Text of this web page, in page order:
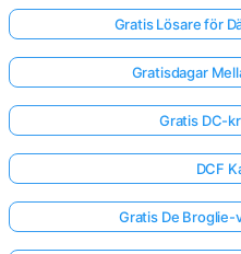
Gratis Lösare för
Gratisdagar
Gratis DC-
DCF
Gratis De Broglie-